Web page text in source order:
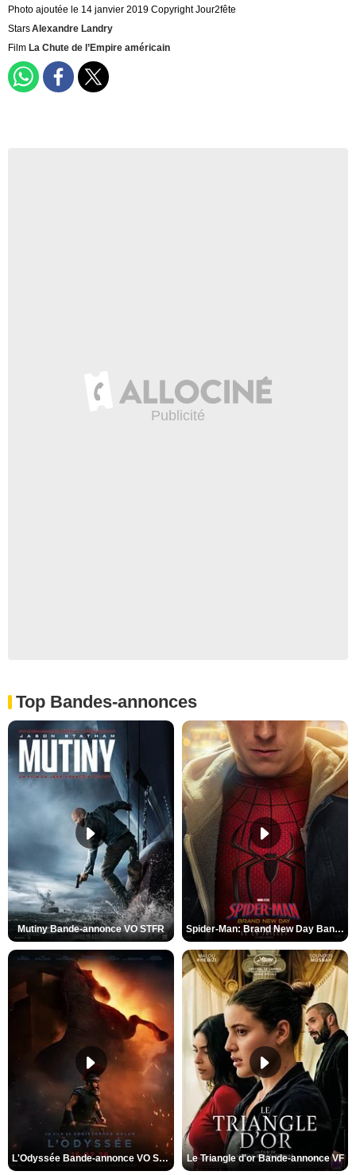
Photo ajoutée le 14 janvier 2019 Copyright Jour2fête
StarsAlexandre Landry
Film La Chute de l’Empire américain
Top Bandes-annonces
Mutiny Bande-annonce VO STFR Spider-Man: Brand New Day Bande-annonce VO STFR
L'Odyssée Bande-annonce VO STFR Le Triangle d'or Bande-annonce VF